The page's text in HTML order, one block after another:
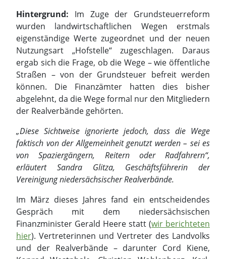
Hintergrund: Im Zuge der Grundsteuerreform
wurden landwirtschaftlichen Wegen erstmals
eigenständige Werte zugeordnet und der neuen
Nutzungsart „Hofstelle“ zugeschlagen. Daraus
ergab sich die Frage, ob die Wege – wie öffentliche
Straßen – von der Grundsteuer befreit werden
können. Die Finanzämter hatten dies bisher
abgelehnt, da die Wege formal nur den Mitgliedern
der Realverbände gehörten.
„Diese Sichtweise ignorierte jedoch, dass die Wege
faktisch von der Allgemeinheit genutzt werden – sei es
von Spaziergängern, Reitern oder Radfahrern“,
erläutert Sandra Glitza, Geschäftsführerin der
Vereinigung niedersächsischer Realverbände.
Im März dieses Jahres fand ein entscheidendes
Gespräch mit dem niedersächsischen
Finanzminister Gerald Heere statt (wir berichteten
hier). Vertreterinnen und Vertreter des Landvolks
und der Realverbände – darunter Cord Kiene,